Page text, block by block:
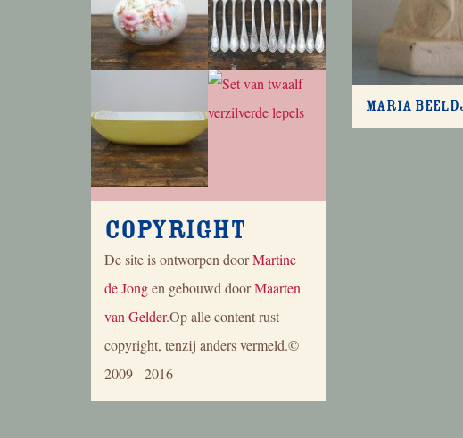
Copyright
De site is ontworpen doorMartine
de Jongen gebouwd doorMaarten
van Gelder.Op alle content rust
copyright, tenzij anders vermeld.©
2009 - 2016
Maria